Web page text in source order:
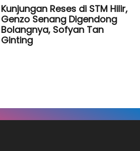
Kunjungan Reses di STM Hilir,
Genzo Senang Digendong
Bolangnya, Sofyan Tan
Ginting